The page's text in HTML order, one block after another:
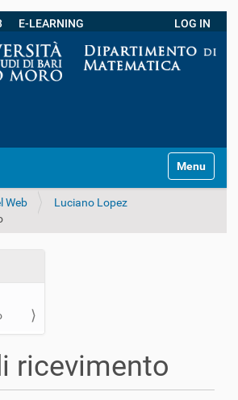
E-LEARNING LOG IN
Toggle
Web
Luciano Lopez
ricevimento